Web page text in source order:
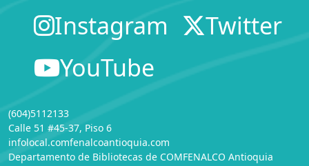
Instagram
Twitter
YouTube
(604)5112133
Calle 51 #45-37, Piso 6
infolocal.comfenalcoantioquia.com
Departamento de Bibliotecas de COMFENALCO Antioquia